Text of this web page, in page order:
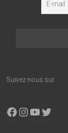
Suivez nous sur
Facebook
Instagram
YouTube
X